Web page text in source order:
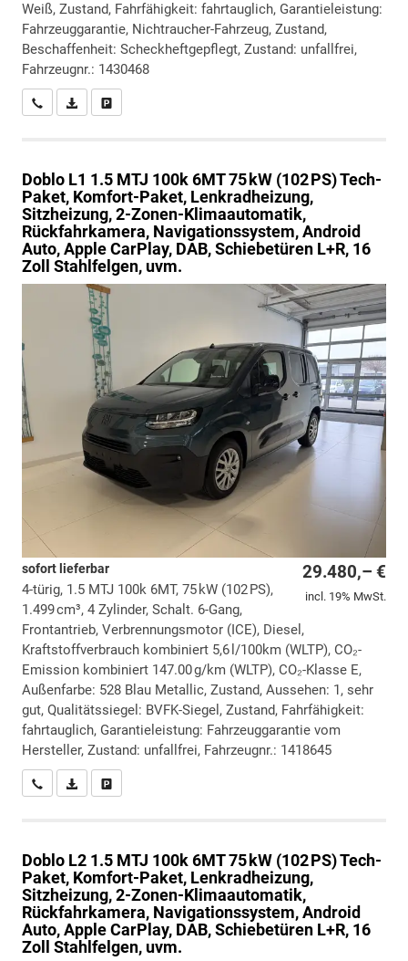
Weiß, Zustand, Fahrfähigkeit: fahrtauglich, Garantieleistung:
Fahrzeuggarantie, Nichtraucher-Fahrzeug, Zustand,
Beschaffenheit: Scheckheftgepflegt, Zustand: unfallfrei,
Fahrzeugnr.: 1430468
Wir rufen Sie anPDF-Datei, Fahrzeugexposé drucken
Doblo L1 1.5 MTJ 100k 6MT 75 kW (102 PS) Tech-
Paket, Komfort-Paket, Lenkradheizung,
Sitzheizung, 2-Zonen-Klimaautomatik,
Rückfahrkamera, Navigationssystem, Android
Auto, Apple CarPlay, DAB, Schiebetüren L+R, 16
Zoll Stahlfelgen, uvm.
29.480,– €
incl. 19% MwSt.
sofort lieferbar
4-türig, 1.5 MTJ 100k 6MT, 75 kW (102 PS),
1.499 cm³, 4 Zylinder, Schalt. 6-Gang,
Frontantrieb, Verbrennungsmotor (ICE), Diesel,
Kraftstoffverbrauch kombiniert 5,6 l/100km (WLTP), CO₂-
Emission kombiniert 147.00 g/km (WLTP), CO₂-Klasse E,
Außenfarbe: 528 Blau Metallic, Zustand, Aussehen: 1, sehr
gut, Qualitätssiegel: BVFK-Siegel, Zustand, Fahrfähigkeit:
fahrtauglich, Garantieleistung: Fahrzeuggarantie vom
Hersteller, Zustand: unfallfrei, Fahrzeugnr.: 1418645
Wir rufen Sie anPDF-Datei, Fahrzeugexposé drucken
Doblo L2 1.5 MTJ 100k 6MT 75 kW (102 PS) Tech-
Paket, Komfort-Paket, Lenkradheizung,
Sitzheizung, 2-Zonen-Klimaautomatik,
Rückfahrkamera, Navigationssystem, Android
Auto, Apple CarPlay, DAB, Schiebetüren L+R, 16
Zoll Stahlfelgen, uvm.